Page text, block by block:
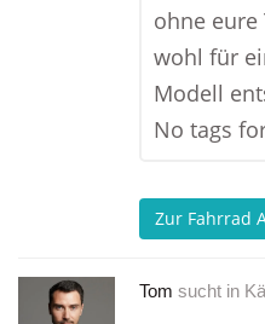
ohne
wohl für
Modell
No tags
Zur Fahrrad
Tom sucht in